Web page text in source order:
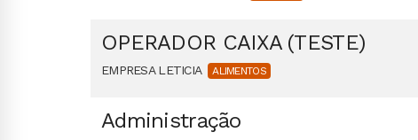
OPERADOR CAIXA (TESTE)
EMPRESA LETICIA ALIMENTOS
Administração